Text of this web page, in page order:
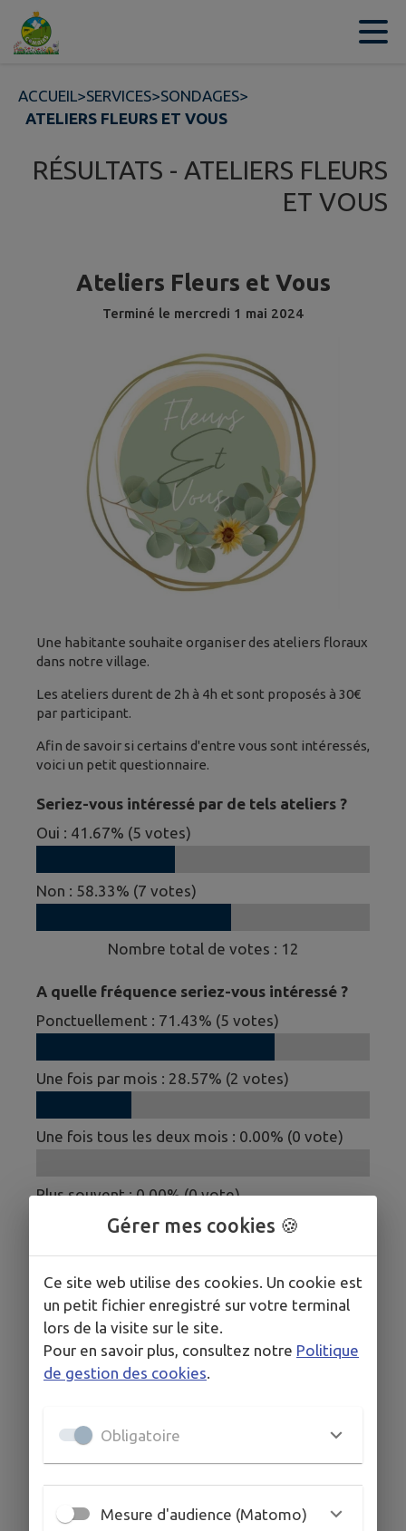
Contenu
ACCUEIL>SERVICES>SONDAGES>
ATELIERS FLEURS ET VOUS
RÉSULTATS - ATELIERS FLEURS
ET VOUS
Ateliers Fleurs et Vous
Terminé le mercredi 1 mai 2024
Une habitante souhaite organiser des ateliers floraux
dans notre village.
Les ateliers durent de 2h à 4h et sont proposés à 30€
par participant.
Afin de savoir si certains d'entre vous sont intéressés,
voici un petit questionnaire.
Seriez-vous intéressé par de tels ateliers ?
Oui : 41.67% (5 votes)
Non : 58.33% (7 votes)
Nombre total de votes : 12
A quelle fréquence seriez-vous intéressé ?
Ponctuellement : 71.43% (5 votes)
Une fois par mois : 28.57% (2 votes)
Une fois tous les deux mois : 0.00% (0 vote)
Plus souvent:0.00% (0vote)
Nombre total de votes :7
Quelle serait votre créneau préféré pour cet
atelier ?
Mardi soir:28.57% ( 2votes)
Samedi matin:0.00% (0vote)
Samedi après-midi :28.57% (2votes)
Gérer mes cookies 🍪
Ce site web utilise des cookies. Un cookie est
un petit fichier enregistré sur votre terminal
lors de la visite sur le site.
Pour en savoir plus, consultez notre Politique
de gestion des cookies.
Obligatoire
Mesure d'audience (Matomo)